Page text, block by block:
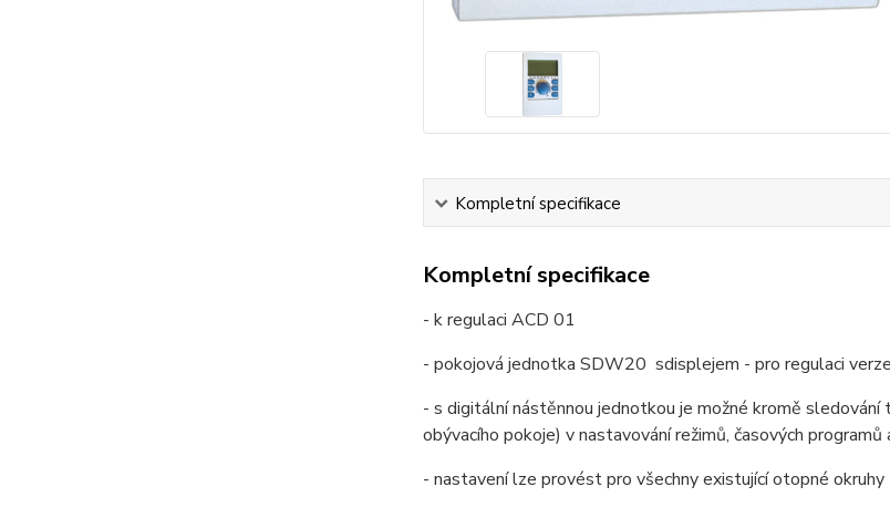
Kompletní specifikace
Kompletní specifikace
- k regulaci ACD 01
- pokojová jednotka SDW20 sdisplejem - pro regulaci
- s digitální nástěnnou jednotkou je možné kromě
obývacího pokoje) v nastavování režimů, časových programů
- nastavení lze provést pro všechny existující otopné okruhy